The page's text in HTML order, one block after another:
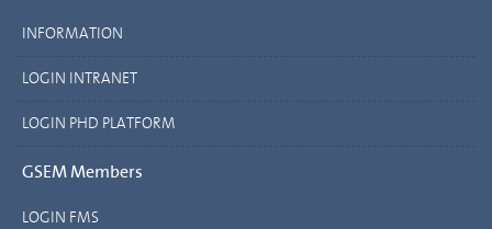
INFORMATION
LOGIN INTRANET
LOGIN PHD PLATFORM
GSEM Members
LOGIN FMS